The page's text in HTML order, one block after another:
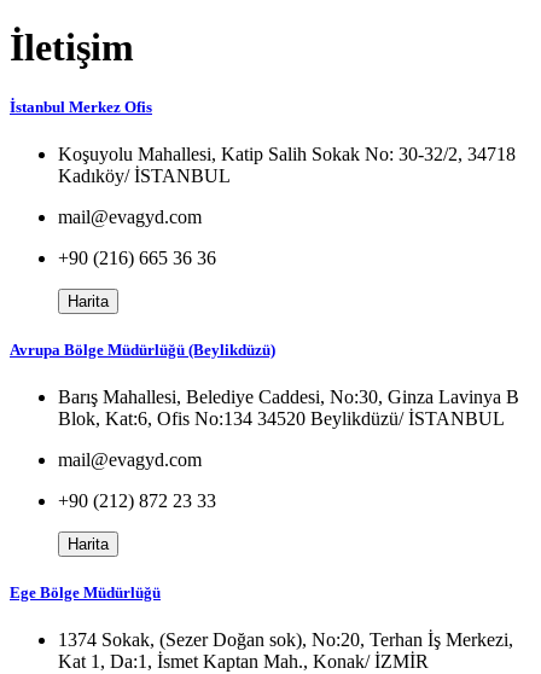
İletişim
İstanbul Merkez Ofis
Koşuyolu Mahallesi, Katip Salih Sokak No: 30-32/2, 34718
Kadıköy/ İSTANBUL
mail@evagyd.com
+90 (216) 665 36 36
Harita
Avrupa Bölge Müdürlüğü (Beylikdüzü)
Barış Mahallesi, Belediye Caddesi, No:30, Ginza Lavinya B
Blok, Kat:6, Ofis No:134 34520 Beylikdüzü/ İSTANBUL
mail@evagyd.com
+90 (212) 872 23 33
Harita
Ege Bölge Müdürlüğü
1374 Sokak, (Sezer Doğan sok), No:20, Terhan İş Merkezi,
Kat 1, Da:1, İsmet Kaptan Mah., Konak/ İZMİR